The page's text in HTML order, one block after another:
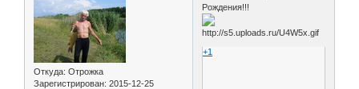
Откуда: Отрожка
Зарегистрирован: 2015-12-25
Рождения!!!
+1